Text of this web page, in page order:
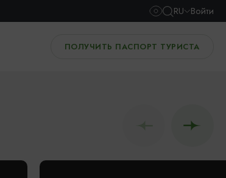
RU Войти
ПОЛУЧИТЬ ПАСПОРТ ТУРИСТА